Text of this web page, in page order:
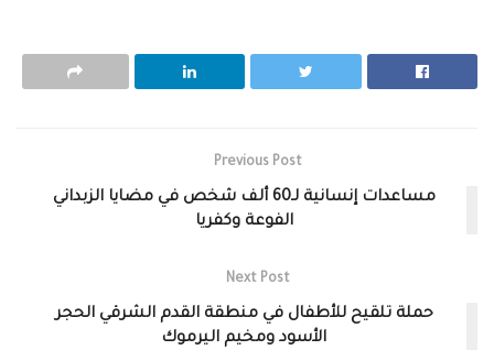
Previous Post
مساعدات إنسانية لـ60 ألف شخص في مضايا الزبداني
الفوعة وكفريا
Next Post
حملة تلقيح للأطفال في منطقة القدم الشرقي الحجر
الأسود ومخيم اليرموك